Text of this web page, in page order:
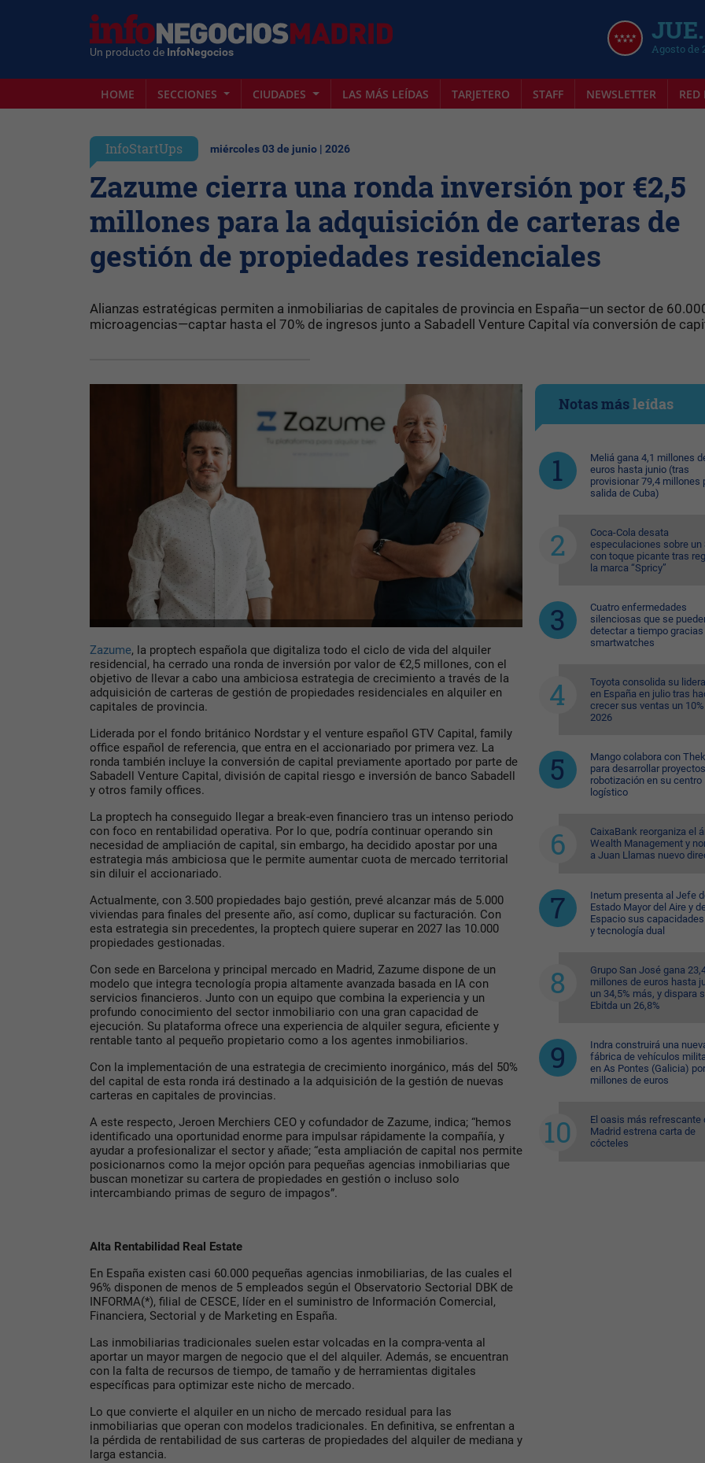
Un producto de InfoNegocios Agosto de
HOME SECCIONES CIUDADES LAS MÁS LEÍDAS TARJETERO STAFF NEWSLETTER RED
InfoStartUps miércoles 03 de junio | 2026
Zazume cierra una ronda inversión por €2,5
millones para la adquisición de carteras de
gestión de propiedades residenciales
Alianzas estratégicas permiten a inmobiliarias de capitales de provincia en España—un sector de
microagencias—captar hasta el 70% de ingresos junto a Sabadell Venture Capital vía conversión de
Zazume, la proptech española que digitaliza todo el ciclo de vida del alquiler
residencial, ha cerrado una ronda de inversión por valor de €2,5 millones, con el
objetivo de llevar a cabo una ambiciosa estrategia de crecimiento a través de la
adquisición de carteras de gestión de propiedades residenciales en alquiler en
capitales de provincia.
Liderada por el fondo británico Nordstar y el venture español GTV Capital, family
office español de referencia, que entra en el accionariado por primera vez. La
ronda también incluye la conversión de capital previamente aportado por parte de
Sabadell Venture Capital, división de capital riesgo e inversión de banco Sabadell
y otros family offices.
La proptech ha conseguido llegar a break-even financiero tras un intenso periodo
con foco en rentabilidad operativa. Por lo que, podría continuar operando sin
necesidad de ampliación de capital, sin embargo, ha decidido apostar por una
estrategia más ambiciosa que le permite aumentar cuota de mercado territorial
sin diluir el accionariado.
Actualmente, con 3.500 propiedades bajo gestión, prevé alcanzar más de 5.000
viviendas para finales del presente año, así como, duplicar su facturación. Con
esta estrategia sin precedentes, la proptech quiere superar en 2027 las 10.000
propiedades gestionadas.
Con sede en Barcelona y principal mercado en Madrid, Zazume dispone de un
modelo que integra tecnología propia altamente avanzada basada en IA con
servicios financieros. Junto con un equipo que combina la experiencia y un
profundo conocimiento del sector inmobiliario con una gran capacidad de
ejecución. Su plataforma ofrece una experiencia de alquiler segura, eficiente y
rentable tanto al pequeño propietario como a los agentes inmobiliarios.
Con la implementación de una estrategia de crecimiento inorgánico, más del 50%
del capital de esta ronda irá destinado a la adquisición de la gestión de nuevas
carteras en capitales de provincias.
A este respecto, Jeroen Merchiers CEO y cofundador de Zazume, indica; “hemos
identificado una oportunidad enorme para impulsar rápidamente la compañía, y
ayudar a profesionalizar el sector y añade; “esta ampliación de capital nos permite
posicionarnos como la mejor opción para pequeñas agencias inmobiliarias que
buscan monetizar su cartera de propiedades en gestión o incluso solo
intercambiando primas de seguro de impagos”.
Alta Rentabilidad Real Estate
En España existen casi 60.000 pequeñas agencias inmobiliarias, de las cuales el
96% disponen de menos de 5 empleados según el Observatorio Sectorial DBK de
INFORMA(*), filial de CESCE, líder en el suministro de Información Comercial,
Financiera, Sectorial y de Marketing en España.
Las inmobiliarias tradicionales suelen estar volcadas en la compra-venta al
aportar un mayor margen de negocio que el del alquiler. Además, se encuentran
con la falta de recursos de tiempo, de tamaño y de herramientas digitales
específicas para optimizar este nicho de mercado.
Lo que convierte el alquiler en un nicho de mercado residual para las
inmobiliarias que operan con modelos tradicionales. En definitiva, se enfrentan a
la pérdida de rentabilidad de sus carteras de propiedades del alquiler de mediana y
larga estancia.
Notas másleídas
Meliá gana 4,1 millones
euros hasta junio (tras
provisionar 79,4 millones
salida de Cuba)
Coca-Cola desata
especulaciones sobre un
con toque picante tras
la marca “Spricy”
Cuatro enfermedades
silenciosas que se
detectar a tiempo gracias
smartwatches
Toyota consolida su
en España en julio tras
crecer sus ventas un
2026
Mango colabora con
para desarrollar
robotización en su centro
logístico
CaixaBank reorganiza el
Wealth Management y
a Juan Llamas nuevo
Inetum presenta al Jefe
Estado Mayor del Aire y
Espacio sus
y tecnología dual
Grupo San José gana
millones de euros hasta
un 34,5% más, y dispara
Ebitda un 26,8%
Indra construirá una
fábrica de vehículos
en As Pontes (Galicia)
millones de euros
El oasis más refrescante
Madrid estrena carta de
cócteles